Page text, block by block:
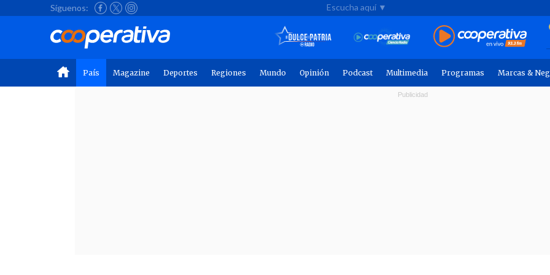
Síguenos: Escucha aquí ▼
País Magazine Deportes Regiones Mundo Opinión Podcast Multimedia Programas Marcas &